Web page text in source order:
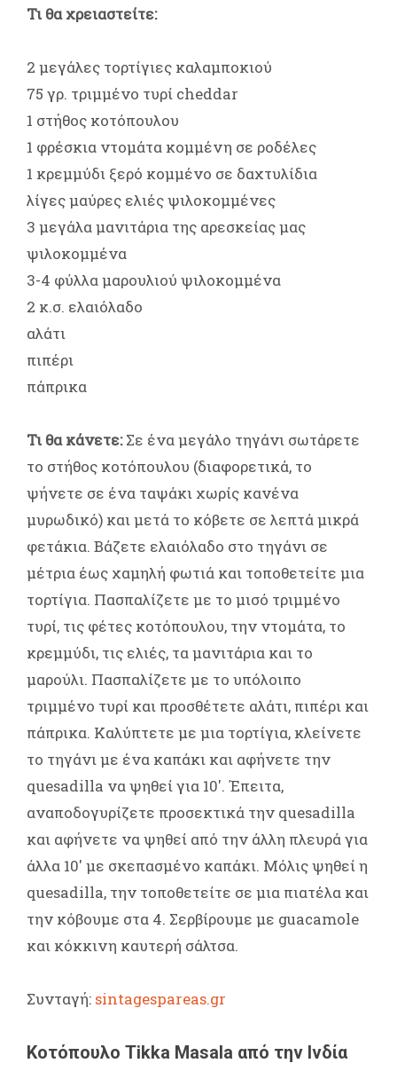
Τι θα χρειαστείτε:
2 μεγάλες τορτίγιες καλαμποκιού
75 γρ. τριμμένο τυρί cheddar
1 στήθος κοτόπουλου
1 φρέσκια ντομάτα κομμένη σε ροδέλες
1 κρεμμύδι ξερό κομμένο σε δαχτυλίδια
λίγες μαύρες ελιές ψιλοκομμένες
3 μεγάλα μανιτάρια της αρεσκείας μας
ψιλοκομμένα
3-4 φύλλα μαρουλιού ψιλοκομμένα
2 κ.σ. ελαιόλαδο
αλάτι
πιπέρι
πάπρικα
Τι θα κάνετε:Σε ένα μεγάλο τηγάνι σωτάρετε
το στήθος κοτόπουλου (διαφορετικά, το
ψήνετε σε ένα ταψάκι χωρίς κανένα
μυρωδικό) και μετά το κόβετε σε λεπτά μικρά
φετάκια. Βάζετε ελαιόλαδο στο τηγάνι σε
μέτρια έως χαμηλή φωτιά και τοποθετείτε μια
τορτίγια. Πασπαλίζετε με το μισό τριμμένο
τυρί, τις φέτες κοτόπουλου, την ντομάτα, το
κρεμμύδι, τις ελιές, τα μανιτάρια και το
μαρούλι. Πασπαλίζετε με το υπόλοιπο
τριμμένο τυρί και προσθέτετε αλάτι, πιπέρι και
πάπρικα. Καλύπτετε με μια τορτίγια, κλείνετε
το τηγάνι με ένα καπάκι και αφήνετε την
quesadilla να ψηθεί για 10'. Έπειτα,
αναποδογυρίζετε προσεκτικά την quesadilla
και αφήνετε να ψηθεί από την άλλη πλευρά για
άλλα 10' με σκεπασμένο καπάκι. Μόλις ψηθεί η
quesadilla, την τοποθετείτε σε μια πιατέλα και
την κόβουμε στα 4. Σερβίρουμε με guacamole
και κόκκινη καυτερή σάλτσα.
Συνταγή: sintagespareas.gr
Κοτόπουλο Tikka Masala από την Ινδία